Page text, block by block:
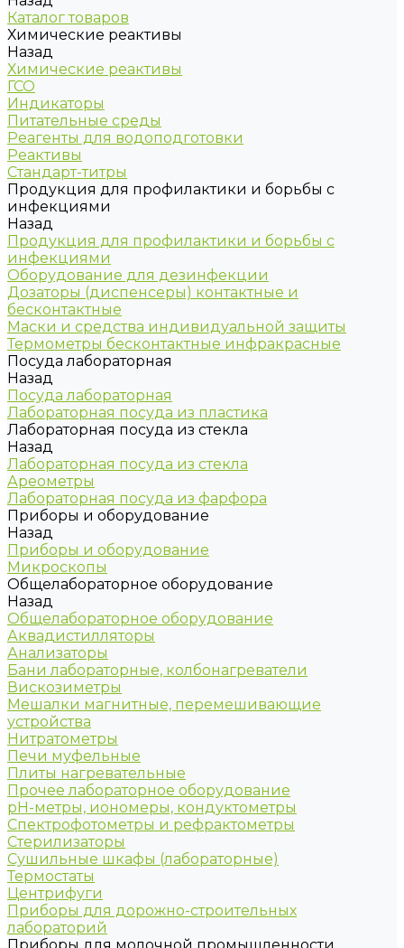
Каталог товаров
Химические реактивы
Назад
Химические реактивы
ГСО
Индикаторы
Питательные среды
Реагенты для водоподготовки
Реактивы
Стандарт-титры
Продукция для профилактики и борьбы с
инфекциями
Назад
Продукция для профилактики и борьбы с
инфекциями
Оборудование для дезинфекции
Дозаторы (диспенсеры) контактные и
бесконтактные
Маски и средства индивидуальной защиты
Термометры бесконтактные инфракрасные
Посуда лабораторная
Назад
Посуда лабораторная
Лабораторная посуда из пластика
Лабораторная посуда из стекла
Назад
Лабораторная посуда из стекла
Ареометры
Лабораторная посуда из фарфора
Приборы и оборудование
Назад
Приборы и оборудование
Микроскопы
Общелабораторное оборудование
Назад
Общелабораторное оборудование
Аквадистилляторы
Анализаторы
Бани лабораторные, колбонагреватели
Вискозиметры
Мешалки магнитные, перемешивающие
устройства
Нитратометры
Печи муфельные
Плиты нагревательные
Прочее лабораторное оборудование
рН-метры, иономеры, кондуктометры
Спектрофотометры и рефрактометры
Стерилизаторы
Сушильные шкафы (лабораторные)
Термостаты
Центрифуги
Приборы для дорожно-строительных
лабораторий